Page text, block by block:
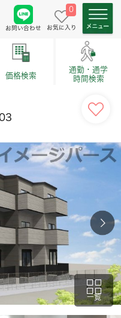
お問い合わせ
0
お気に入り
価格検索
通勤・通学
時間検索
一覧